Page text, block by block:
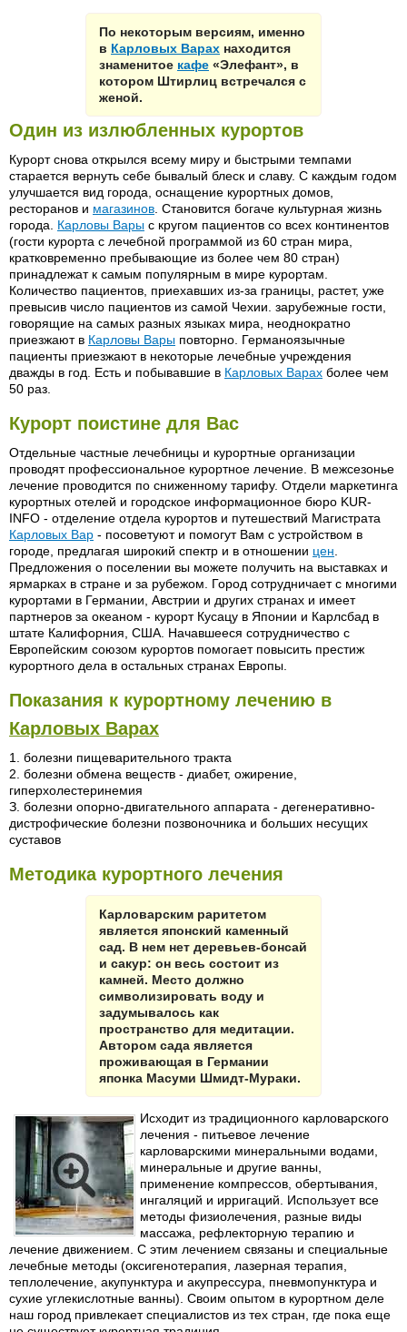
По некоторым версиям, именно
в Карловых Варах находится
знаменитое кафе «Элефант», в
котором Штирлиц встречался с
женой.
Один из излюбленных курортов
Курорт снова открылся всему миру и быстрыми темпами
старается вернуть себе бывалый блеск и славу. С каждым годом
улучшается вид города, оснащение курортных домов,
ресторанов и магазинов . Становится богаче культурная жизнь
города. Карловы Вары с кругом пациентов со всех континентов
(гости курорта с лечебной программой из 60 стран мира,
кратковременно пребывающие из более чем 80 стран)
принадлежат к самым популярным в мире курортам.
Количество пациентов, приехавших из-за границы, растет, уже
превысив число пациентов из самой Чехии. зарубежные гости,
говорящие на самых разных языках мира, неоднократно
приезжают в Карловы Вары повторно. Германоязычные
пациенты приезжают в некоторые лечебные учреждения
дважды в год. Есть и побывавшие в Карловых Варах более чем
50 раз.
Курорт поистине для Вас
Отдельные частные лечебницы и курортные организации
проводят профессиональное курортное лечение. В межсезонье
лечение проводится по сниженному тарифу. Отдели маркетинга
курортных отелей и городское информационное бюро KUR-
INFO - отделение отдела курортов и путешествий Магистрата
Карловых Вар - посоветуют и помогут Вам с устройством в
городе, предлагая широкий спектр и в отношении цен
Предложения о поселении вы можете получить на выставках и
ярмарках в стране и за рубежом. Город сотрудничает с многими
курортами в Германии, Австрии и других странах и имеет
партнеров за океаном - курорт Кусацу в Японии и Карлсбад в
штате Калифорния, США. Начавшееся сотрудничество с
Европейским союзом курортов помогает повысить престиж
курортного дела в остальных странах Европы.
Показания к курортному лечению в
Карловых Варах
1. болезни пищеварительного тракта
2. болезни обмена веществ - диабет, ожирение,
гиперхолестеринемия
З. болезни опорно-двигательного аппарата - дегенеративно-
дистрофические болезни позвоночника и больших несущих
суставов
Методика курортного лечения
Карловарским раритетом
является японский каменный
сад. В нем нет деревьев-бонсай
и сакур: он весь состоит из
камней. Место должно
символизировать воду и
задумывалось как
пространство для медитации.
Автором сада является
проживающая в Германии
японка Масуми Шмидт-Мураки.
Исходит из традиционного карловарского
лечения - питьевое лечение
карловарскими минеральными водами,
минеральные и другие ванны,
применение компрессов, обертывания,
ингаляций и ирригаций. Использует все
методы физиолечения, разные виды
массажа, рефлекторную терапию и
лечение движением. С этим лечением связаны и специальные
лечебные методы (оксигенотерапия, лазерная терапия,
теплолечение, акупунктура и акупрессура, пневмопунктура и
сухие углекислотные ванны). Своим опытом в курортном деле
наш город привлекает специалистов из тех стран, где пока еще